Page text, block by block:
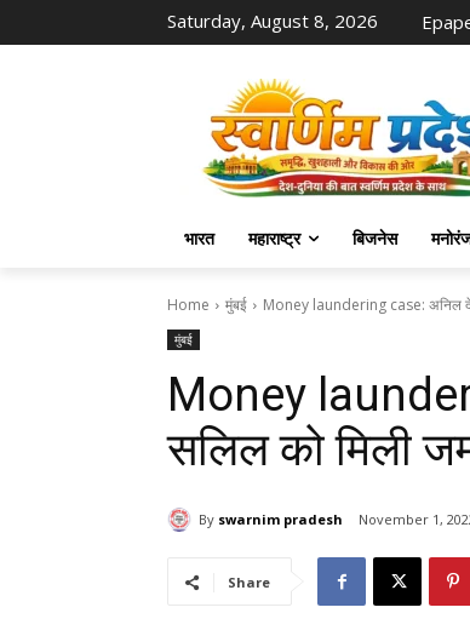
Saturday, August 8, 2026
भारत महाराष्ट्र बिजनेस
Home मुंबई Money laundering case: अनिल
मुंबई
Money
सलिल को मिली
By swarnim pradesh November 1,
Share